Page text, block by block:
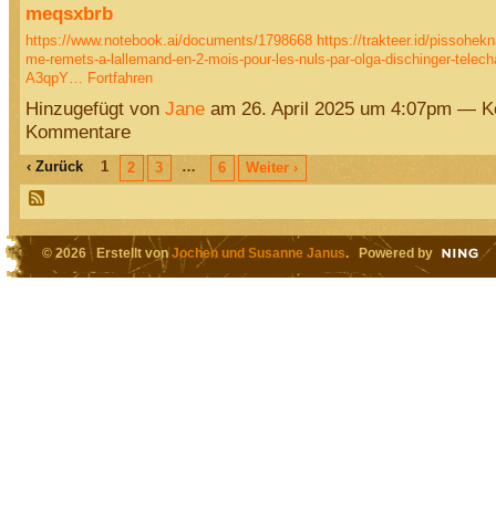
meqsxbrb
https://www.notebook.ai/documents/1798668 https://trakteer.id/
me-remets-a-lallemand-en-2-mois-pour-les-nuls-par-olga-dischinger-
A3qpY…
Fortfahren
Hinzugefügt von Janeam 26. April 2025 um 4:07pm —
Kommentare
‹ Zurück 1 2 3 … 6 Weiter ›
© 2026 Erstellt vonJochen und Susanne Janus. Powered by